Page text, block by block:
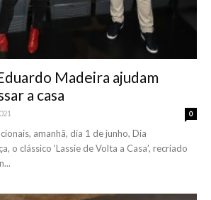
Madeira ajudam
a casa
0
amanhã, dia 1 de junho, Dia
o clássico ‘Lassie de Volta a Casa’, recriado